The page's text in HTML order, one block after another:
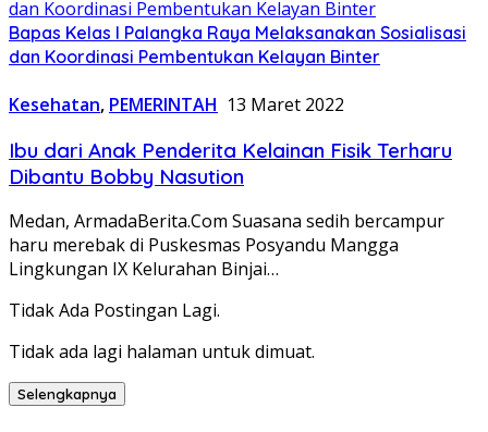
Bapas Kelas I Palangka Raya Melaksanakan Sosialisasi
dan Koordinasi Pembentukan Kelayan Binter
Kesehatan, PEMERINTAH 13 Maret 2022
Ibu dari Anak Penderita Kelainan Fisik Terharu
Dibantu Bobby Nasution
Medan, ArmadaBerita.Com Suasana sedih bercampur
haru merebak di Puskesmas Posyandu Mangga
Lingkungan IX Kelurahan Binjai…
Tidak Ada Postingan Lagi.
Tidak ada lagi halaman untuk dimuat.
Selengkapnya